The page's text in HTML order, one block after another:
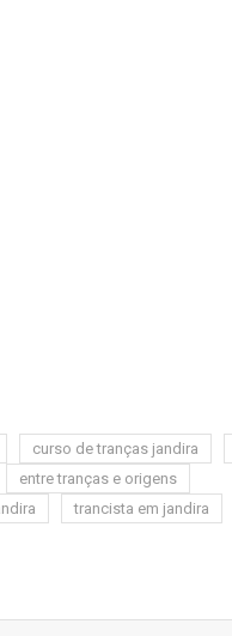
curso de tranças jandira
entre tranças e origens
trancista em jandira